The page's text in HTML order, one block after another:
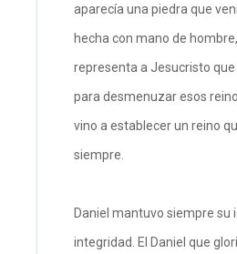
aparecía una piedra que
hecha con mano de
representa a Jesucristo que
para desmenuzar esos
vino a establecer un reino
siempre.
Daniel mantuvo siempre su
integridad. El Daniel que